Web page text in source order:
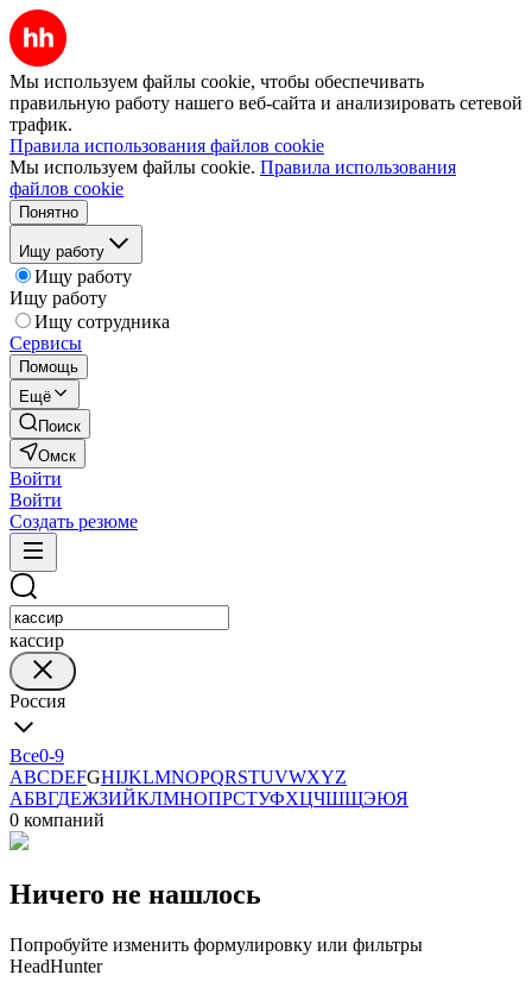
Мы используем файлы cookie, чтобы обеспечивать
правильную работу нашего веб-сайта и анализировать сетевой
трафик.
Правила использования файлов cookie
Мы используем файлы cookie. Правила использования
файлов cookie
Понятно
Ищу работу
Ищу работу
Ищу работу
Ищу сотрудника
Сервисы
Помощь
Ещё
Поиск
Омск
Войти
Войти
Создать резюме
кассир
Россия
Все0-9
ABCDEFGHIJKLMNOPQRSTUVWXYZ
АБВГДЕЖЗИЙКЛМНОПРСТУФХЦЧШЩЭЮЯ
0 компаний
Ничего не нашлось
Попробуйте изменить формулировку или фильтры
HeadHunter